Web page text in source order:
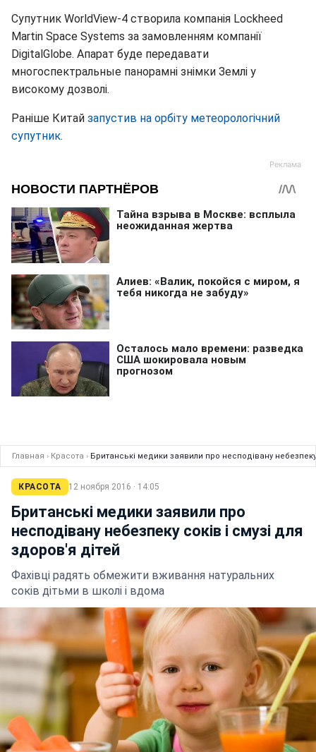
Супутник WorldView-4 створила компанія Lockheed
Martin Space Systems за замовленням компанії
DigitalGlobe. Апарат буде передавати
многоспектральные панорамні знімки Землі у
високому дозволі.
Раніше Китай запустив на орбіту метеорологічний
супутник.
Главная › Красота › Британські медики заявили про несподівану
КРАСОТА 12 ноября 2016 · 14:05
Британські медики заявили про
несподівану небезпеку соків і смузі для
здоров'я дітей
Фахівці радять обмежити вживання натуральних
соків дітьми в школі і вдома